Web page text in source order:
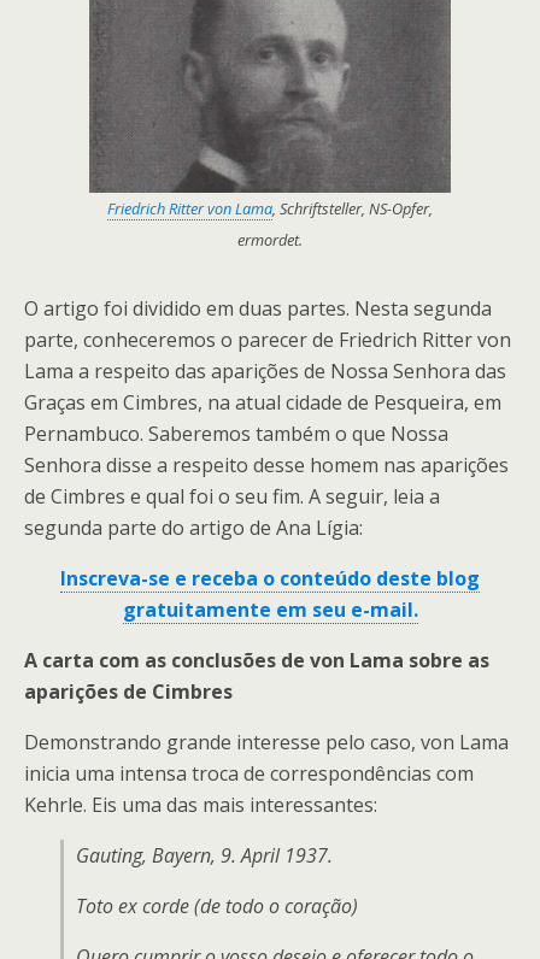
Friedrich Ritter von Lama, Schriftsteller, NS-Opfer,
ermordet.
O artigo foi dividido em duas partes. Nesta segunda
parte, conheceremos o parecer de Friedrich Ritter von
Lama a respeito das aparições de Nossa Senhora das
Graças em Cimbres, na atual cidade de Pesqueira, em
Pernambuco. Saberemos também o que Nossa
Senhora disse a respeito desse homem nas aparições
de Cimbres e qual foi o seu fim. A seguir, leia a
segunda parte do artigo de Ana Lígia:
Inscreva-se e receba o conteúdo deste blog
gratuitamente em seu e-mail.
A carta com as conclusões de von Lama sobre as
aparições de Cimbres
Demonstrando grande interesse pelo caso, von Lama
inicia uma intensa troca de correspondências com
Kehrle. Eis uma das mais interessantes:
Gauting, Bayern, 9. April 1937.
Toto ex corde(de todo o coração)